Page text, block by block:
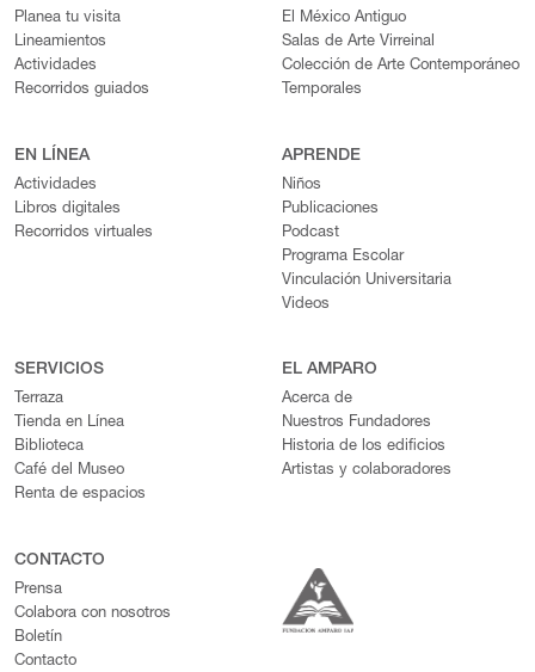
Planea tu visita
Lineamientos
Actividades
Recorridos guiados
El México Antiguo
Salas de Arte Virreinal
Colección de Arte Contemporáneo
Temporales
EN LÍNEA
Actividades
Libros digitales
Recorridos virtuales
APRENDE
Niños
Publicaciones
Podcast
Programa Escolar
Vinculación Universitaria
Videos
SERVICIOS
Terraza
Tienda en Línea
Biblioteca
Café del Museo
Renta de espacios
EL AMPARO
Acerca de
Nuestros Fundadores
Historia de los edificios
Artistas y colaboradores
CONTACTO
Prensa
Colabora con nosotros
Boletín
Contacto